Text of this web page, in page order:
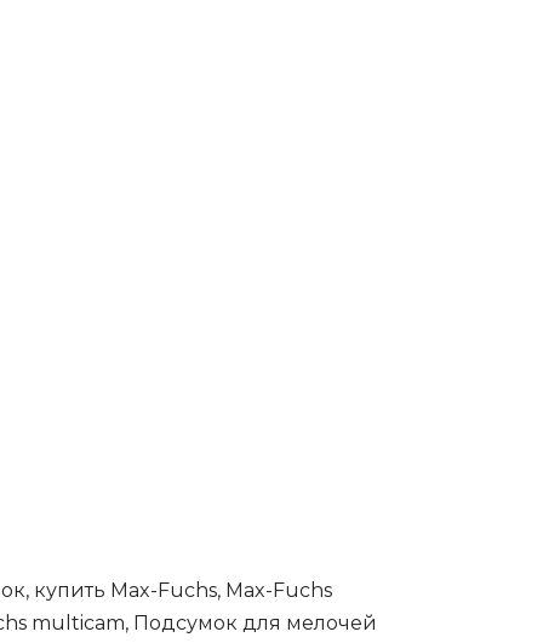
купить Max-Fuchs, Max-Fuchs
multicam, Подсумок для мелочей